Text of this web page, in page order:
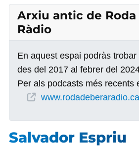
Arxiu antic de Roda
Ràdio
En aquest espai podràs
des del 2017 al febrer del
Per als podcasts més recents
Salvador Espriu